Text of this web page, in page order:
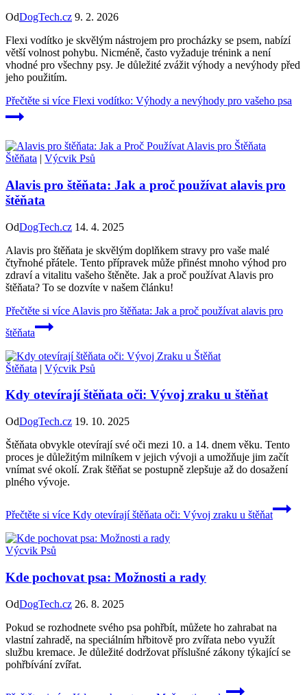
OdDogTech.cz 9. 2. 2026
Flexi vodítko je skvělým nástrojem pro procházky se psem, nabízí
větší volnost pohybu. Nicméně, často vyžaduje trénink a není
vhodné pro všechny psy. Je důležité zvážit výhody a nevýhody před
jeho použitím.
Přečtěte si více Flexi vodítko: Výhody a nevýhody pro vašeho psa
Štěňata | Výcvik Psů
Alavis pro štěňata: Jak a proč používat alavis pro
štěňata
OdDogTech.cz 14. 4. 2025
Alavis pro štěňata je skvělým doplňkem stravy pro vaše malé
čtyřnohé přátele. Tento přípravek může přinést mnoho výhod pro
zdraví a vitalitu vašeho štěněte. Jak a proč používat Alavis pro
štěňata? To se dozvíte v našem článku!
Přečtěte si více Alavis pro štěňata: Jak a proč používat alavis pro
štěňata
Štěňata | Výcvik Psů
Kdy otevírají štěňata oči: Vývoj zraku u štěňat
OdDogTech.cz 19. 10. 2025
Štěňata obvykle otevírají své oči mezi 10. a 14. dnem věku. Tento
proces je důležitým milníkem v jejich vývoji a umožňuje jim začít
vnímat své okolí. Zrak štěňat se postupně zlepšuje až do dosažení
plného vývoje.
Přečtěte si více Kdy otevírají štěňata oči: Vývoj zraku u štěňat
Výcvik Psů
Kde pochovat psa: Možnosti a rady
OdDogTech.cz 26. 8. 2025
Pokud se rozhodnete svého psa pohřbít, můžete ho zahrabat na
vlastní zahradě, na speciálním hřbitově pro zvířata nebo využít
službu kremace. Je důležité dodržovat příslušné zákony týkající se
pohřbívání zvířat.